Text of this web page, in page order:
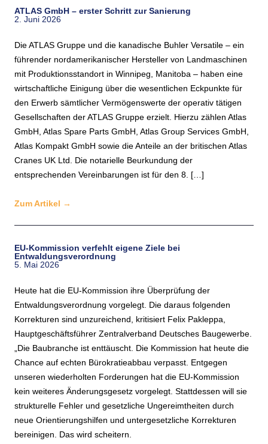
ATLAS GmbH – erster Schritt zur Sanierung
2. Juni 2026
Die ATLAS Gruppe und die kanadische Buhler Versatile – ein
führender nordamerikanischer Hersteller von Landmaschinen
mit Produktionsstandort in Winnipeg, Manitoba – haben eine
wirtschaftliche Einigung über die wesentlichen Eckpunkte für
den Erwerb sämtlicher Vermögenswerte der operativ tätigen
Gesellschaften der ATLAS Gruppe erzielt. Hierzu zählen Atlas
GmbH, Atlas Spare Parts GmbH, Atlas Group Services GmbH,
Atlas Kompakt GmbH sowie die Anteile an der britischen Atlas
Cranes UK Ltd. Die notarielle Beurkundung der
entsprechenden Vereinbarungen ist für den 8. […]
Zum Artikel →
EU-Kommission verfehlt eigene Ziele bei
Entwaldungsverordnung
5. Mai 2026
Heute hat die EU-Kommission ihre Überprüfung der
Entwaldungsverordnung vorgelegt. Die daraus folgenden
Korrekturen sind unzureichend, kritisiert Felix Pakleppa,
Hauptgeschäftsführer Zentralverband Deutsches Baugewerbe.
„Die Baubranche ist enttäuscht. Die Kommission hat heute die
Chance auf echten Bürokratieabbau verpasst. Entgegen
unseren wiederholten Forderungen hat die EU-Kommission
kein weiteres Änderungsgesetz vorgelegt. Stattdessen will sie
strukturelle Fehler und gesetzliche Ungereimtheiten durch
neue Orientierungshilfen und untergesetzliche Korrekturen
bereinigen. Das wird scheitern.